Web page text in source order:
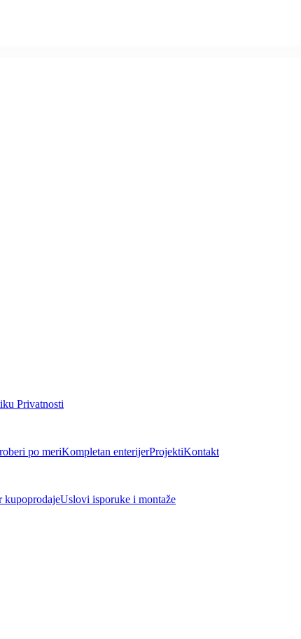
Privatnosti
po meriKompletan enterijerProjektiKontakt
kupoprodajeUslovi isporuke i montaže